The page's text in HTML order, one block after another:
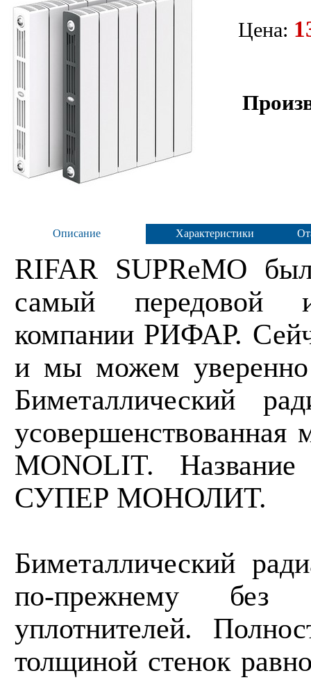
Цена:
Описание Характеристики
RIFAR SUPReMO
самый передовой и
компании РИФАР.
и мы можем уверенно
Биметаллический
усовершенствованная
MONOLIT.
СУПЕР МОНОЛИТ.
Биметаллический
по-прежнему без
уплотнителей.
толщиной стенок